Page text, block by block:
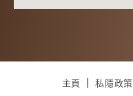
主頁 私隱政策